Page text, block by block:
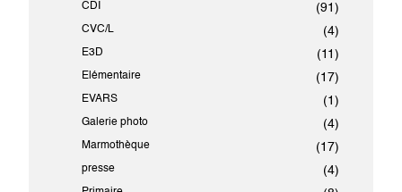
CDI (91)
CVC/L (4)
E3D (11)
Elémentaire (17)
EVARS (1)
Galerie photo (4)
Marmothèque (17)
presse (4)